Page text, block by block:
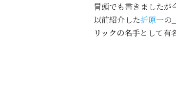
冒頭でも書きましたが
以前紹介した折原一の
リックの名手として有